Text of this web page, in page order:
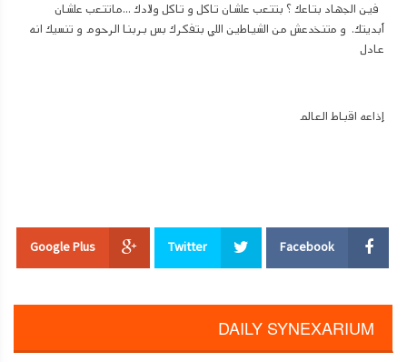
فين الجهاد بتاعك ؟ بتتعب علشان تاكل و تاكل ولادك ...ماتتعب علشان
أبديتك. و متنخدعش من الشياطين اللي بتفكرك بس بربنا الرحوم و تنسيك انه
عادل
إذاعه اقباط العالم
Facebook
Twitter
Google Plus
DAILY SYNEXARIUM